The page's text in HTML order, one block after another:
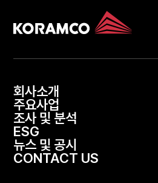
회사소개
주요사업
조사 및 분석
ESG
뉴스 및 공시
CONTACT US